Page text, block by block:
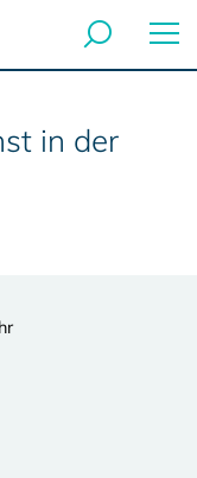
in der